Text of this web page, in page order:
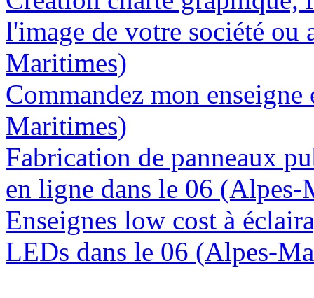
l'image de votre société
Maritimes)
Commandez mon
Maritimes)
Fabrication de panneaux
en ligne dans le 06 (Alpes-
Enseignes low cost à
LEDs dans le 06 (Alpes-